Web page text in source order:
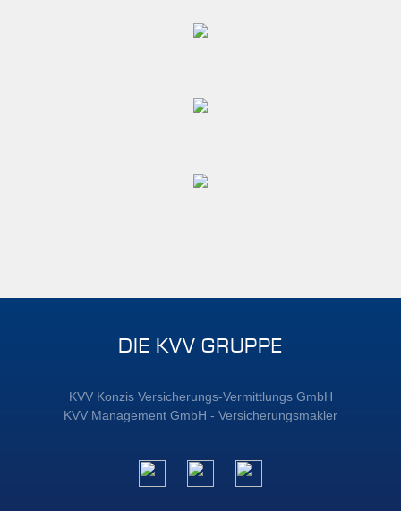
DIE KVV GRUPPE
KVV Konzis Versicherungs-Vermittlungs GmbH
KVV Management GmbH - Versicherungsmakler